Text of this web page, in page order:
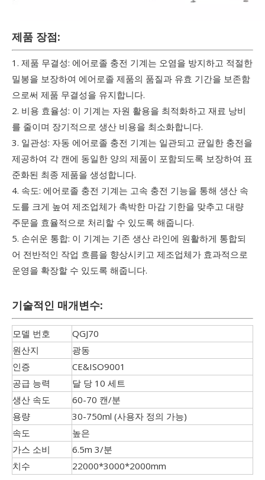
제품 장점:
1. 제품 무결성: 에어로졸 충전 기계는 오염을 방지하고 적절한
밀봉을 보장하여 에어로졸 제품의 품질과 유효 기간을 보존함
으로써 제품 무결성을 유지합니다.
2. 비용 효율성: 이 기계는 자원 활용을 최적화하고 재료 낭비
를 줄이며 장기적으로 생산 비용을 최소화합니다.
3. 일관성: 자동 에어로졸 충전 기계는 일관되고 균일한 충전을
제공하여 각 캔에 동일한 양의 제품이 포함되도록 보장하여 표
준화된 최종 제품을 생성합니다.
4. 속도: 에어로졸 충전 기계는 고속 충전 기능을 통해 생산 속
도를 크게 높여 제조업체가 촉박한 마감 기한을 맞추고 대량
주문을 효율적으로 처리할 수 있도록 해줍니다.
5. 손쉬운 통합: 이 기계는 기존 생산 라인에 원활하게 통합되
어 전반적인 작업 흐름을 향상시키고 제조업체가 효과적으로
운영을 확장할 수 있도록 해줍니다.
기술적인 매개변수:
모델 번호
QGJ70
원산지
광동
인증
CE&ISO9001
공급 능력
달 당 10 세트
생산 속도
60-70 캔/분
용량
30-750ml (사용자 정의 가능)
속도
높은
가스 소비
6.5m 3/분
치수
22000*3000*2000mm